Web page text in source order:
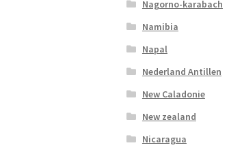
Nagorno-karabach
Namibia
Napal
Nederland Antillen
New Caladonie
New zealand
Nicaragua